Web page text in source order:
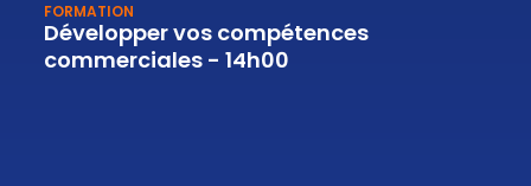
FORMATION
Développer vos compétences
commerciales - 14h00